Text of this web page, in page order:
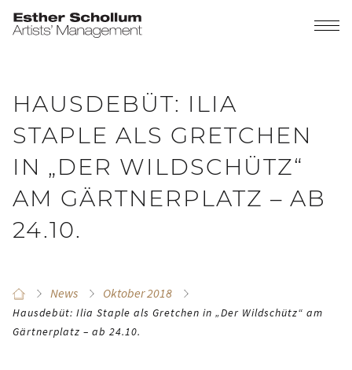
HAUSDEBÜT: ILIA
STAPLE ALS GRETCHEN
IN „DER WILDSCHÜTZ“
AM GÄRTNERPLATZ – AB
24.10.
News Oktober 2018
Hausdebüt: Ilia Staple als Gretchen in „Der Wildschütz“ am
Gärtnerplatz – ab 24.10.